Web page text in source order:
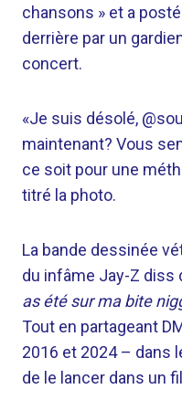
chansons » et a
derrière par un
concert.
«Je suis désolé,
maintenant? Vous
ce soit pour une
titré la photo.
La bande dessinée
du infâme Jay-Z diss
as été sur ma bite
Tout en partageant
2016 et 2024 – dans
de le lancer dans un